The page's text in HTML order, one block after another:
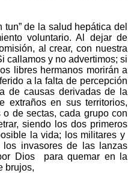
de la salud hepática del
voluntario. Al dejar de
al crear, con nuestra
callamos y no advertimos; si
libres hermanos morirán a
a la falta de percepción
de causas derivadas de la
extraños en sus territorios,
de sectas, cada grupo con
siendo los dos primeros
la vida; los militares y
invasores de las lanzas
Dios para quemar en la
brujos,